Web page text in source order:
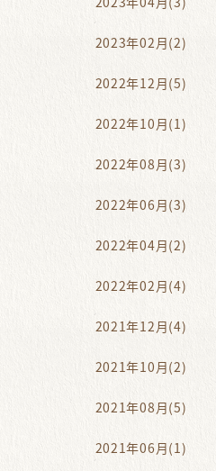
2023年02月(2)
2022年12月(5)
2022年10月(1)
2022年08月(3)
2022年06月(3)
2022年04月(2)
2022年02月(4)
2021年12月(4)
2021年10月(2)
2021年08月(5)
2021年06月(1)